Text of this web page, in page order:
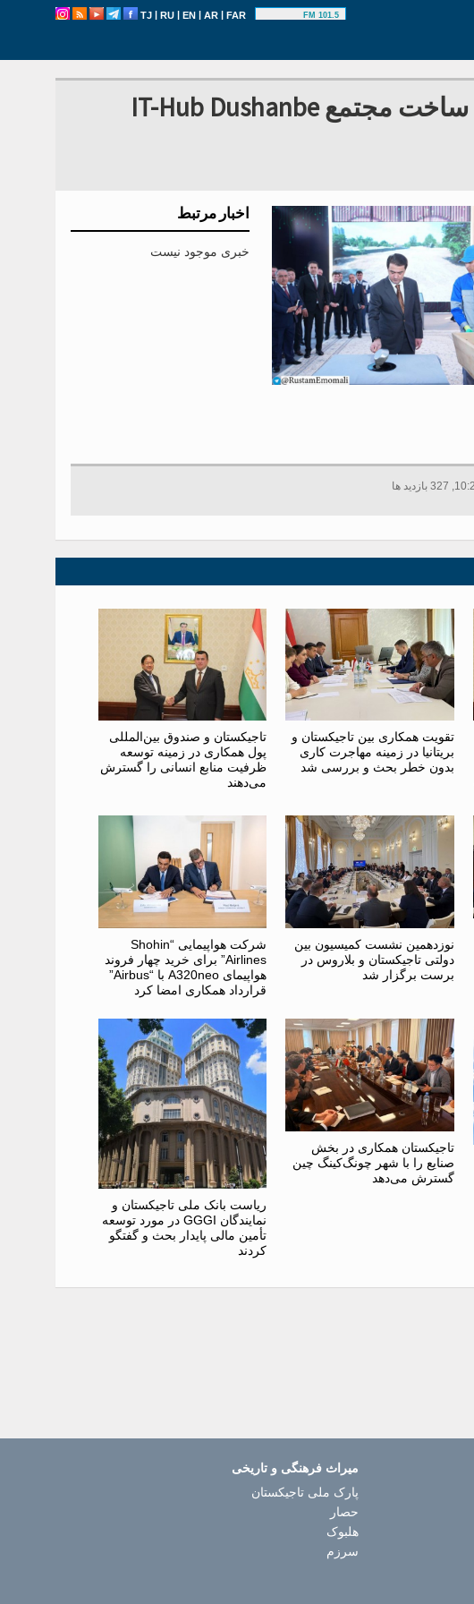
TJ | RU | EN | AR | FAR 101.5 FM
رستم امامعلی، شهردار دوشنبه، کلنگ ساخت مجتمع IT-Hub Dushanbe
اخبار مرتبط
خبری موجود نیست
تقویت همکاری بین تاجیکستان و
بریتانیا در زمینه مهاجرت کاری
بدون خطر بحث و بررسی شد
تاجیکستان و صندوق بین‌المللی
پول همکاری در زمینه توسعه
ظرفیت منابع انسانی را گسترش
می‌دهند
نوزدهمین نشست کمیسیون بین
دولتی تاجیکستان و بلاروس در
برست برگزار شد
شرکت هواپیمایی “Shohin
Airlines” برای خرید چهار فروند
هواپیمای A320neo با “Airbus”
قرارداد همکاری امضا کرد
تاجیکستان همکاری در بخش
صنایع را با شهر چونگ‌کینگ چین
گسترش می‌دهد
ریاست بانک ملی تاجیکستان و
نمایندگان GGGI در مورد توسعه
تأمین مالی پایدار بحث و گفتگو
کردند
میراث فرهنگی و تاریخی
پارک ملی تاجیکستان
حصار
هلبوک
سرزم